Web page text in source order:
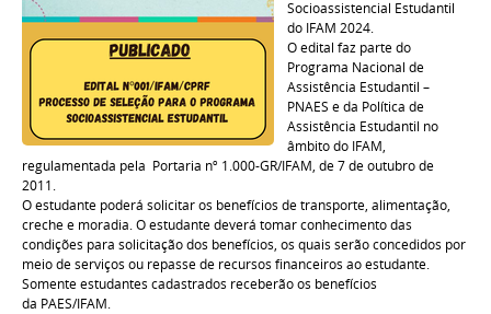
Socioassistencial Estudantil
do IFAM2024.
O edital faz parte do
Programa Nacional de
Assistência Estudantil –
PNAES e da Política de
Assistência Estudantil no
âmbito do IFAM,
regulamentada pela Portaria nº 1.000-GR/IFAM, de 7 de outubro de
2011.
O estudante poderá solicitar os benefícios de transporte, alimentação,
creche e moradia. O estudante deverá tomar conhecimento das
condições para solicitação dos benefícios, os quais serão concedidos por
meio de serviços ou repasse de recursos financeiros ao estudante.
Somente estudantes cadastrados receberão os benefícios
da PAES/IFAM.